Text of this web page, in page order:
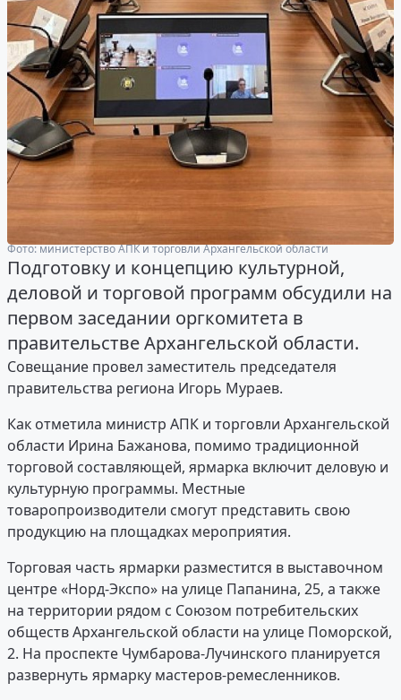
Фото: министерство АПК и торговли Архангельской области
Подготовку и концепцию культурной,
деловой и торговой программ обсудили на
первом заседании оргкомитета в
правительстве Архангельской области.
Совещание провел заместитель председателя
правительства региона Игорь Мураев.
Как отметила министр АПК и торговли Архангельской
области Ирина Бажанова, помимо традиционной
торговой составляющей, ярмарка включит деловую и
культурную программы. Местные
товаропроизводители смогут представить свою
продукцию на площадках мероприятия.
Торговая часть ярмарки разместится в выставочном
центре «Норд-Экспо» на улице Папанина, 25, а также
на территории рядом с Союзом потребительских
обществ Архангельской области на улице Поморской,
2. На проспекте Чумбарова-Лучинского планируется
развернуть ярмарку мастеров-ремесленников.